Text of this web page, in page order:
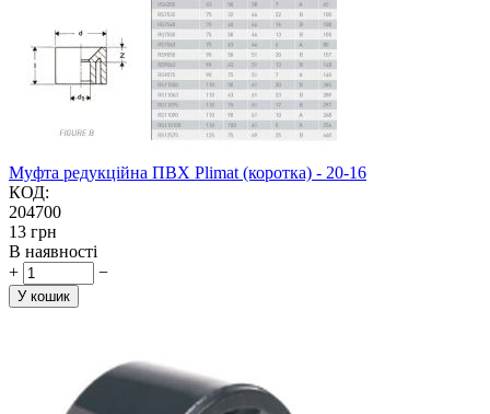
Муфта редукційна ПВХ Plimat (коротка) - 20-16
КОД:
204700
‍13‍ грн
В наявності
+
−
У кошик